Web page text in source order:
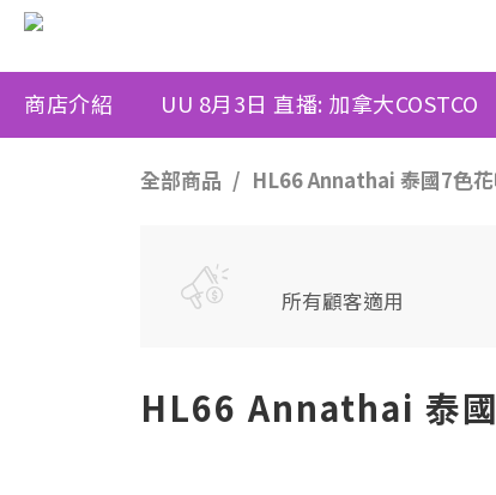
商店介紹 UU 8月3日 直播: 加拿大COSTCO
全部商品 HL66 Annathai 泰國7色
所有顧客適用
HL66 Annathai 泰